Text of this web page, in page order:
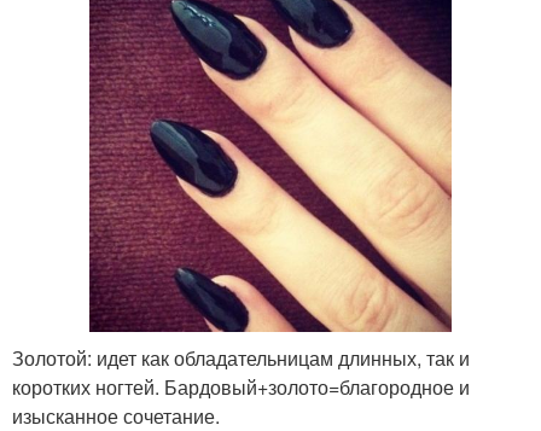
Золотой: идет как обладательницам длинных, так и
коротких ногтей. Бардовый+золото=благородное и
изысканное сочетание.